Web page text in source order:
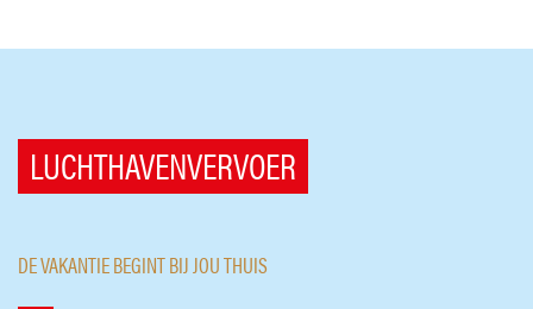
LUCHTHAVENVERVOER
DE VAKANTIE BEGINT BIJ JOU THUIS